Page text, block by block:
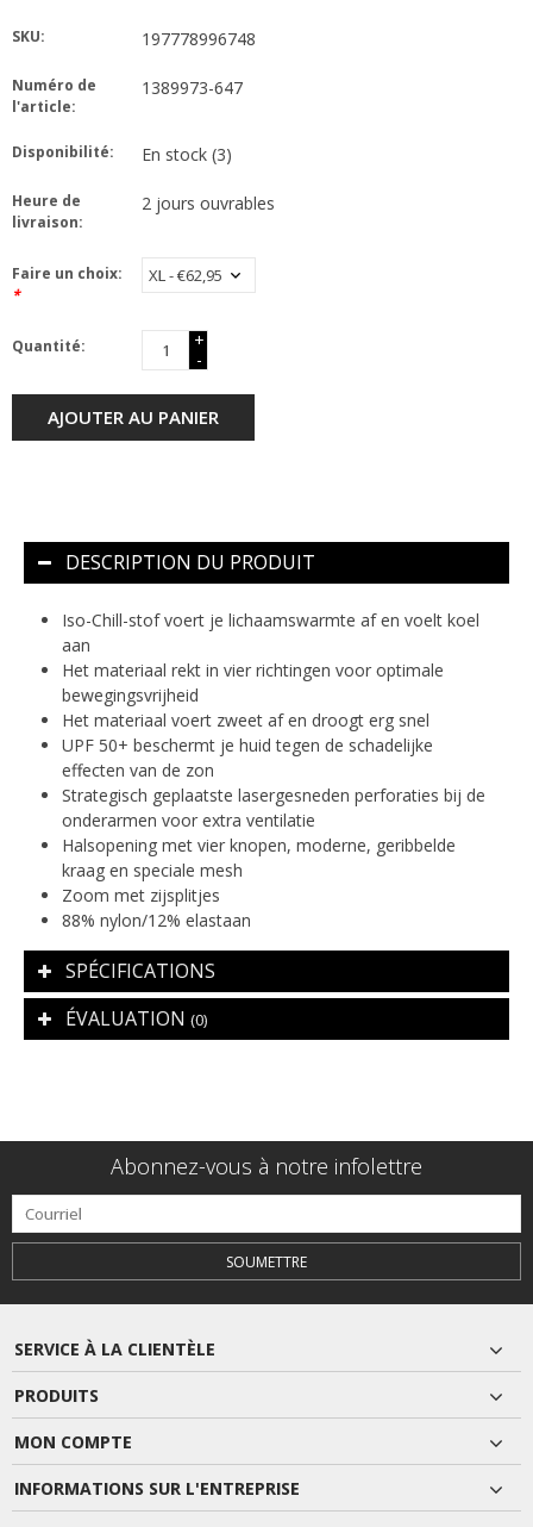
SKU: 197778996748
Numéro de
l'article:
1389973-647
Disponibilité: En stock (3)
Heure de
livraison:
2 jours ouvrables
Faire un choix:
*
Quantité:
+
-
AJOUTER AU PANIER
DESCRIPTION DU PRODUIT
Iso-Chill-stof voert je lichaamswarmte af en voelt koel
aan
Het materiaal rekt in vier richtingen voor optimale
bewegingsvrijheid
Het materiaal voert zweet af en droogt erg snel
UPF 50+ beschermt je huid tegen de schadelijke
effecten van de zon
Strategisch geplaatste lasergesneden perforaties bij de
onderarmen voor extra ventilatie
Halsopening met vier knopen, moderne, geribbelde
kraag en speciale mesh
Zoom met zijsplitjes
88% nylon/12% elastaan
SPÉCIFICATIONS
ÉVALUATION (0)
Abonnez-vous à notre infolettre
SOUMETTRE
SERVICE À LA CLIENTÈLE
PRODUITS
MON COMPTE
INFORMATIONS SUR L'ENTREPRISE